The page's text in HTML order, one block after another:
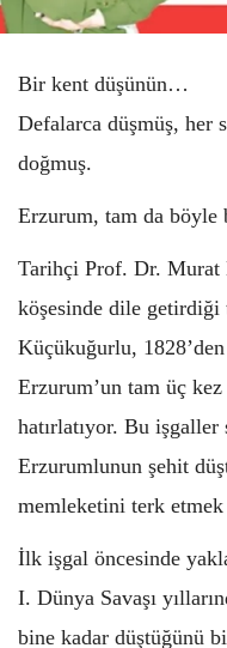
Bir kent düşünün…
Defalarca düşmüş, her
doğmuş.
Erzurum, tam da
Tarihçi Prof. Dr. Murat
köşesinde dile getirdiği
Küçükuğurlu,
Erzurum’un tam üç kez
hatırlatıyor. Bu işgaller
Erzurumlunun şehit
memleketini terk etmek
İlk işgal öncesinde
I. Dünya Savaşı
bine kadar düştüğünü